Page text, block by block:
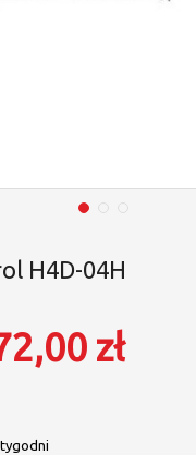
H4D-04H
zł